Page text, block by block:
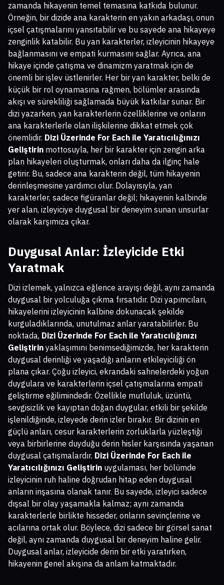
zamanda hikayenin temel temasına katkıda bulunur.
Örneğin, bir dizide ana karakterin en yakın arkadaşı, onun
içsel çatışmalarını yansıtabilir ve bu sayede ana hikayeye
zenginlik katabilir. Bu yan karakterler, izleyicinin hikayeye
bağlanmasını ve empati kurmasını sağlar. Ayrıca, ana
hikaye içinde çatışma ve dinamizm yaratmak için de
önemli bir işlev üstlenirler. Her bir yan karakter, belki de
küçük bir rol oynamasına rağmen, bölümler arasında
akışı ve sürekliliği sağlamada büyük katkılar sunar. Bir
dizi yazarken, yan karakterlerin özelliklerine ve onların
ana karakterlerle olan ilişkilerine dikkat etmek çok
önemlidir. Dizi Üzerinde For Each ile Yaratıcılığınızı
Geliştirin mottosuyla, her bir karakter için zengin arka
plan hikayeleri oluşturmak, onları daha da ilginç hale
getirir. Bu, sadece ana karakterin değil, tüm hikayenin
derinleşmesine yardımcı olur. Dolayısıyla, yan
karakterler, sadece figüranlar değil; hikayenin kalbinde
yer alan, izleyiciye duygusal bir deneyim sunan unsurlar
olarak karşımıza çıkar.
Duygusal Anlar: İzleyicide Etki
Yaratmak
Dizi izlemek, yalnızca eğlence arayışı değil, aynı zamanda
duygusal bir yolculuğa çıkma fırsatıdır. Dizi yapımcıları,
hikayelerini izleyicinin kalbine dokunacak şekilde
kurguladıklarında, unutulmaz anlar yaratabilirler. Bu
noktada, Dizi Üzerinde For Each ile Yaratıcılığınızı
Geliştirin yaklaşımını benimsediğimizde, her karakterin
duygusal derinliği ve yaşadığı anların etkileyiciliği ön
plana çıkar. Çoğu izleyici, ekrandaki sahnelerdeki yoğun
duygulara ve karakterlerin içsel çatışmalarına empati
geliştirme eğilimindedir. Özellikle mutluluk, üzüntü,
sevgisizlik ve kayıptan doğan duygular, etkili bir şekilde
işlenildiğinde, izleyede derin izler bırakır. Bir dizinin en
güçlü anları, cesur karakterlerin zorluklarla yüzleştiği
veya birbirlerine duyduğu derin hisler karşısında yaşanan
duygusal çatışmalardır. Dizi Üzerinde For Each ile
Yaratıcılığınızı Geliştirin uygulaması, her bölümde
izleyicinin ruh haline doğrudan hitap eden duygusal
anların inşasına olanak tanır. Bu sayede, izleyici sadece
dışsal bir olay yaşamakla kalmaz; aynı zamanda
karakterlerle birlikte hisseder, onların sevinçlerine ve
acılarına ortak olur. Böylece, dizi sadece bir görsel sanat
değil, aynı zamanda duygusal bir deneyim haline gelir.
Duygusal anlar, izleyicide derin bir etki yaratırken,
hikayenin genel akışına da anlam katmaktadır.